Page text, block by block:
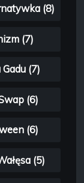
(8)
(7)
Gadu (7)
(6)
(6)
(5)